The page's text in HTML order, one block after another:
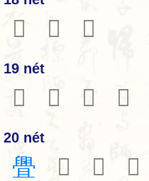
𦦚 𦦛 𦦣
19 nét
𦦡 𦦤 𦦥 𦦧
20 nét
舋 𠤫 𦦪 𦦫